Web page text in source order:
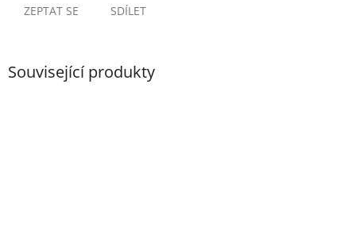
ZEPTAT SE SDÍLET
Související produkty